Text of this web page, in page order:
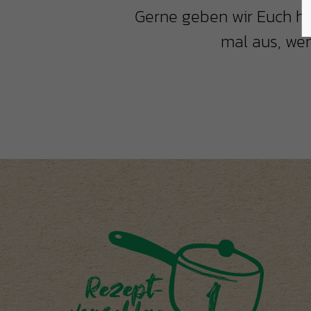
Gerne geben wir Euch
mal aus,